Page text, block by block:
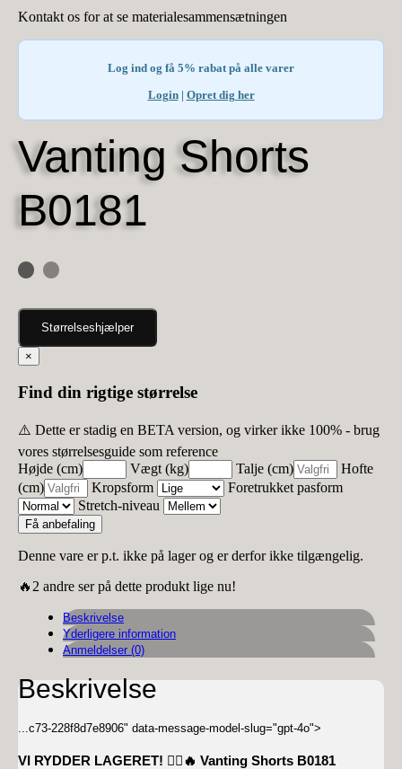
Kontakt os for at se materialesammensætningen
Log ind og få 5% rabat på alle varer
Login| Opret dig her
Vanting Shorts
B0181
Størrelseshjælper
×
Find din rigtige størrelse
⚠️ Dette er stadig en BETA version, og virker ikke 100% - brug
vores størrelsesguide som reference
Højde (cm)
Vægt (kg) Talje (cm)
Hofte
(cm)
Kropsform
Foretrukket pasform
Stretch-niveau
Få anbefaling
Denne vare er p.t. ikke på lager og er derfor ikke tilgængelig.
🔥2 andre ser på dette produkt lige nu!
Beskrivelse
Yderligere information
Anmeldelser (0)
Beskrivelse
...c73-228f8d7e8906" data-message-model-slug="gpt-4o">
VI RYDDER LAGERET! 🏃‍♀️🔥 Vanting Shorts B0181